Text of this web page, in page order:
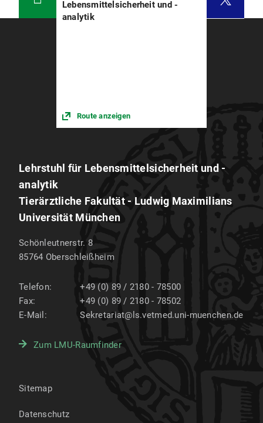
Lebensmittelsicherheit und -
analytik
Route anzeigen
Lehrstuhl für Lebensmittelsicherheit und -
analytik
Tierärztliche Fakultät - Ludwig Maximilians
Universität München
Schönleutnerstr. 8
85764 Oberschleißheim
Telefon:
+49 (0) 89 / 2180 - 78500
Fax:
+49 (0) 89 / 2180 - 78502
E-Mail:
Sekretariat@ls.vetmed.uni-muenchen.de
Zum LMU-Raumfinder
Sitemap
Datenschutz